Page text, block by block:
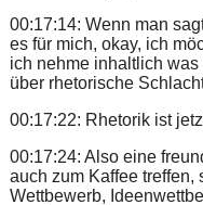
00:17:14: Wenn man
es für mich, okay, ich
ich nehme inhaltlich
über rhetorische
00:17:22: Rhetorik ist
00:17:24: Also eine
auch zum Kaffee
Wettbewerb,